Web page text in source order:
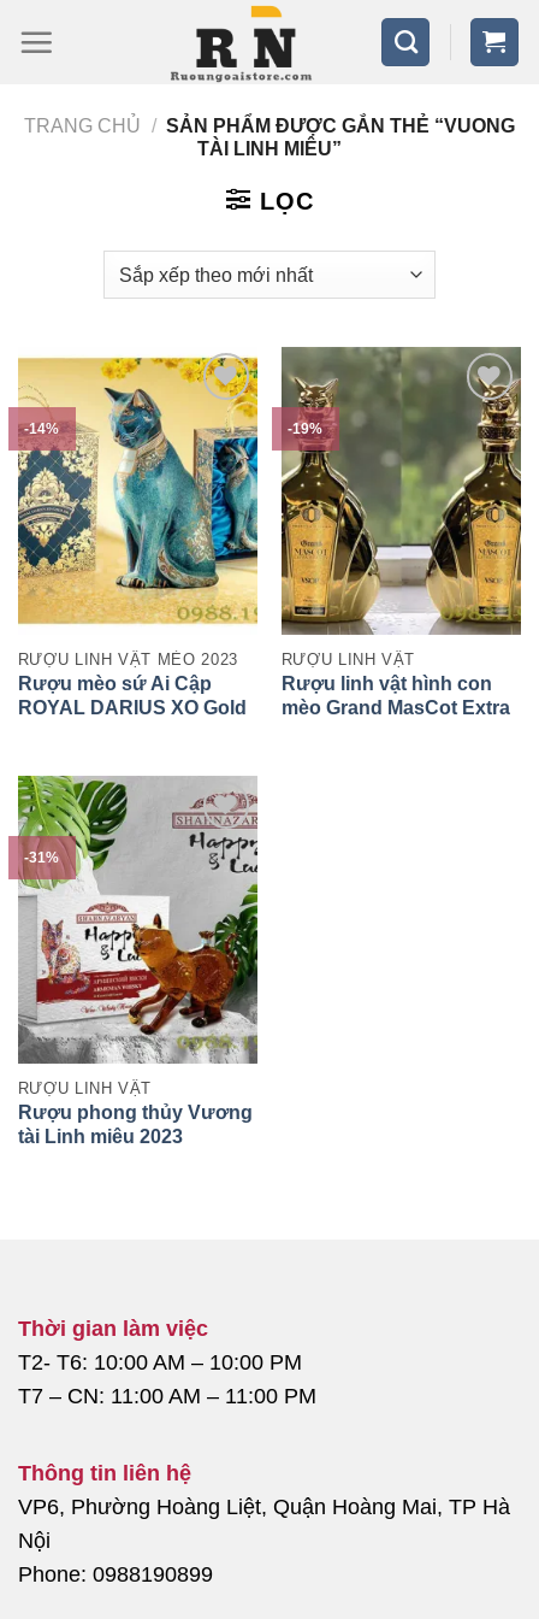
qua
dungTRANG CHỦ / SẢN PHẨM ĐƯỢC GẮN THẺ “VUONG
TÀI LINH MIÊU”
LỌC
-14%
RƯỢU LINH VẬT MÈO 2023
Rượu mèo sứ Ai Cập
ROYAL DARIUS XO Gold
-19%
RƯỢU LINH VẬT
Rượu linh vật hình con
mèo Grand MasCot Extra
-31%
RƯỢU LINH VẬT
Rượu phong thủy Vương
tài Linh miêu 2023
Thời gian làm việc
T2- T6: 10:00 AM – 10:00 PM
T7 – CN: 11:00 AM – 11:00 PM
Thông tin liên hệ
VP6, Phường Hoàng Liệt, Quận Hoàng Mai, TP Hà
Nội
Phone: 0988190899